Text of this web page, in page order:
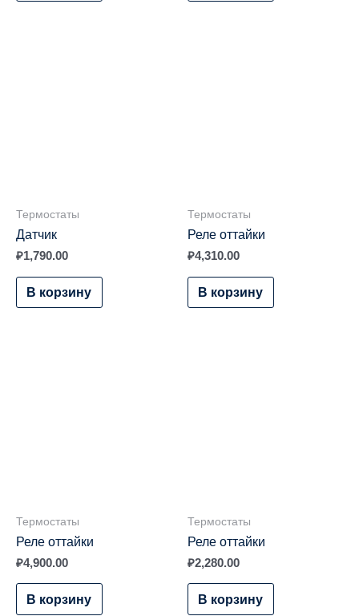
Термостаты
Датчик
₽1,790.00
В корзину
Термостаты
Реле оттайки
₽4,310.00
В корзину
Термостаты
Реле оттайки
₽4,900.00
В корзину
Термостаты
Реле оттайки
₽2,280.00
В корзину